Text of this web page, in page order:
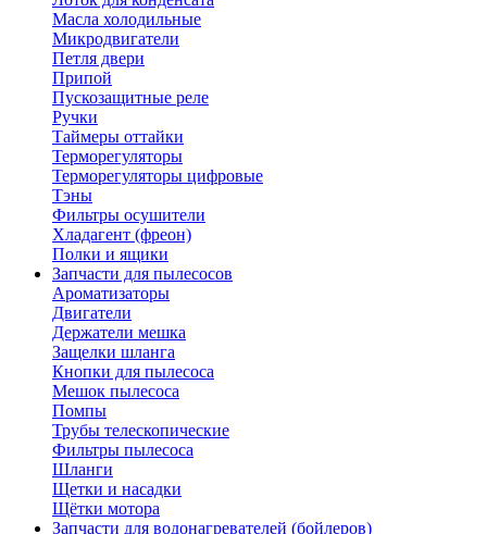
Масла холодильные
Микродвигатели
Петля двери
Припой
Пускозащитные реле
Ручки
Таймеры оттайки
Терморегуляторы
Терморегуляторы цифровые
Тэны
Фильтры осушители
Хладагент (фреон)
Полки и ящики
Запчасти для пылесосов
Ароматизаторы
Двигатели
Держатели мешка
Защелки шланга
Кнопки для пылесоса
Мешок пылесоса
Помпы
Трубы телескопические
Фильтры пылесоса
Шланги
Щетки и насадки
Щётки мотора
Запчасти для водонагревателей (бойлеров)